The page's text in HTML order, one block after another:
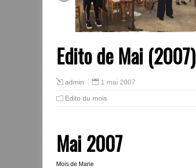
Edito de Mai (2007)
admin 1 mai 2007
Edito du mois
Mai 2007
Mois de Marie